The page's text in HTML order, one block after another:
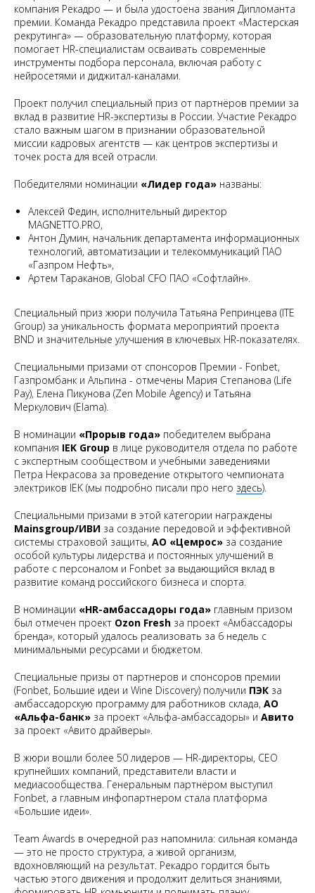
компания Рекадро — и была удостоена звания Дипломанта
премии. Команда Рекадро представила проект «Мастерская
рекрутинга» — образовательную платформу, которая
помогает HR-специалистам осваивать современные
инструменты подбора персонала, включая работу с
нейросетями и диджитал-каналами.
Проект получил специальный приз от партнёров премии за
вклад в развитие HR-экспертизы в России. Участие Рекадро
стало важным шагом в признании образовательной
миссии кадровых агентств — как центров экспертизы и
точек роста для всей отрасли.
Победителями номинации «Лидер года» названы:
Алексей Федин, исполнительный директор
MAGNETTO.PRO,
Антон Думин, начальник департамента информационных
технологий, автоматизации и телекоммуникаций ПАО
«Газпром Нефть»,
Артем Тараканов, Global CFO ПАО «Софтлайн».
Специальный приз жюри получила Татьяна Репринцева (ITE
Group) за уникальность формата мероприятий проекта
BND и значительные улучшения в ключевых HR-показателях.
Специальными призами от спонсоров Премии - Fonbet,
Газпромбанк и Альпина - отмечены Мария Степанова (Life
Pay), Елена Пикунова (Zen Mobile Agency) и Татьяна
Меркулович (Elama).
В номинации «Прорыв года» победителем выбрана
компания IEK Group в лице руководителя отдела по работе
с экспертным сообществом и учебными заведениями
Петра Некрасова за проведение открытого чемпионата
электриков IEK (мы подробно писали про него здесь).
Специальными призами в этой категории награждены
Mainsgroup/ИВИ за создание передовой и эффективной
системы страховой защиты, АО «Цемрос» за создание
особой культуры лидерства и постоянных улучшений в
работе с персоналом и Fonbet за выдающийся вклад в
развитие команд российского бизнеса и спорта.
В номинации «HR-амбассадоры года» главным призом
был отмечен проект Ozon Fresh за проект «Амбассадоры
бренда», который удалось реализовать за 6 недель с
минимальными ресурсами и бюджетом.
Специальные призы от партнеров и спонсоров премии
(Fonbet, Большие идеи и Wine Discovery) получили ПЭК за
амбассадорскую программу для работников склада, АО
«Альфа-банк» за проект «Альфа-амбассадоры» и Авито
за проект «Авито драйверы».
В жюри вошли более 50 лидеров — HR-директоры, CEO
крупнейших компаний, представители власти и
медиасообщества. Генеральным партнёром выступил
Fonbet, а главным инфопартнером стала платформа
«Большие идеи».
Team Awards в очередной раз напомнила: сильная команда
— это не просто структура, а живой организм,
вдохновляющий на результат. Рекадро гордится быть
частью этого движения и продолжит делиться знаниями,